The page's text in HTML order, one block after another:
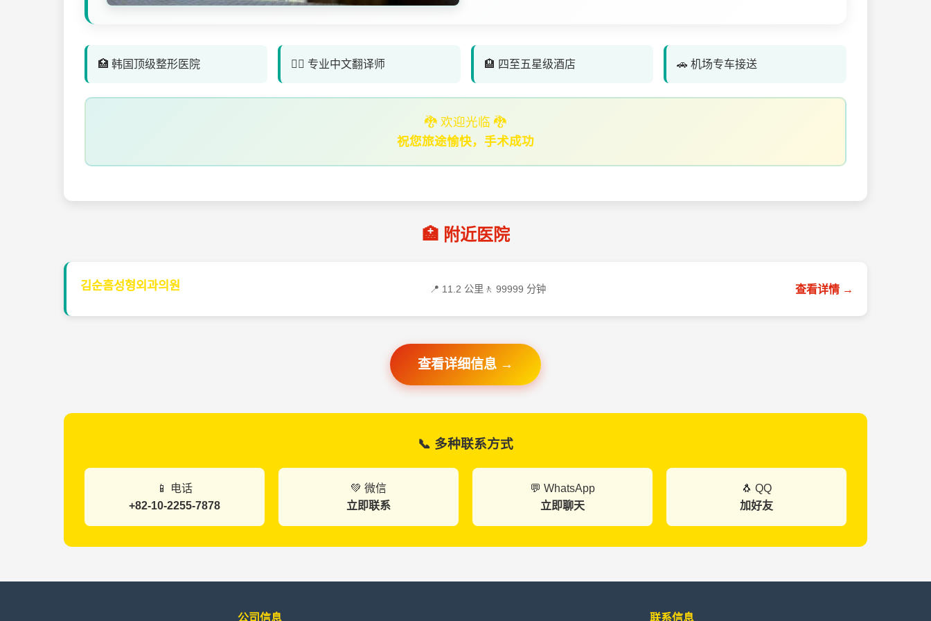
🏥 韩国顶级整形医院 👨‍⚕️ 专业中文翻译师 🏨 四至五星级酒店 🚗 机场专车接送
🐉 欢迎光临 🐉
祝您旅途愉快，手术成功
🏥 附近医院
김순흠성형외과의원 📍 11.2 公里 🚶 99999 分钟 查看详情 →
查看详细信息 →
📞 多种联系方式
📱 电话
+82-10-2255-7878
💚 微信
立即联系
💬 WhatsApp
立即聊天
🐧 QQ
加好友
公司信息 联系信息